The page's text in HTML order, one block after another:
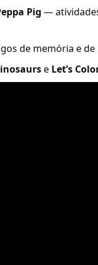
Pig —
de memória e
e Let’s